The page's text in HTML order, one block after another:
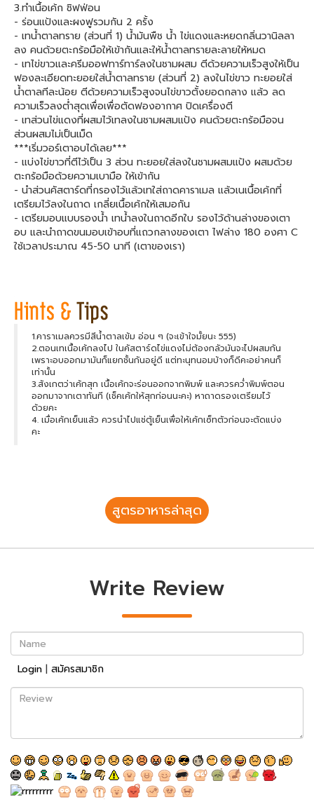
3.ทำเนื้อเค้ก ชิฟฟ่อน
- ร่อนแป้งและผงฟูรวมกัน 2 ครั้ง
- เทน้ำตาลทราย (ส่วนที่ 1) น้ำมันพืช น้ำ ไข่แดงและหยดกลิ่นวานิลลา
ลง คนด้วยตะกร้อมือให้เข้ากันและให้น้ำตาลทรายละลายให้หมด
- เทไข่ขาวและครีมออฟทาร์ทาร์ลงในชามผสม ตีด้วยความเร็วสูงให้เป็น
ฟองละเอียดทะยอยใส่น้ำตาลทราย (ส่วนที่ 2) ลงในไข่ขาว ทะยอยใส่
น้ำตาลทีละน้อย ตีด้วยความเร็วสูงจนไข่ขาวตั้งยอดกลาง แล้ว ลด
ความเร็วลงต่ำสุดเพื่อเพื่อตัดฟองอากาศ ปิดเครื่องตี
- เทส่วนไข่แดงที่ผสมไว้เทลงในชามผสมแป้ง คนด้วยตะกร้อมือจน
ส่วนผสมไม่เป็นเม็ด
***เริ่มวอร์เตาอบได้เลย***
- แบ่งไข่ขาวที่ตีไว้เป็น 3 ส่วน ทะยอยใส่ลงในชามผสมแป้ง ผสมด้วย
ตะกร้อมือด้วยความเบามือ ให้เข้ากัน
- นำส่วนคัสตาร์ดที่กรองไว้แล้วเทใส่ถาดคาราเมล แล้วเนเนื้อเค้กที่
เตรียมไว้ลงในถาด เกลี่ยเนื้อเค้กให้เสมอกัน
- เตรียมอบแบบรองน้ำ เทน้ำลงในถาดอีกใบ รองไว้ด้านล่างของเตา
อบ และนำถาดขนมอบเข้าอบที่แถวกลางของเตา ไฟล่าง 180 องศา C
ใช้เวลาประมาณ 45-50 นาที (เตาของเรา)
1.คาราเมลควรมีสีน้ำตาลเข้ม อ่อน ๆ (จะเข้าใจมั้ยนะ 555)
2.ตอนเทเนื้อเค้กลงไป ในคัสตาร์ดไข่แดงไม่ต้องกลัวมันจะไปผสมกัน
เพราะอบออกมามันก็แยกชั้นกันอยู่ดี แต่ทะนุทนอมบ้างก็ดีคะอย่าคนก็
เท่านั้น
3.สังเกตว่าเค้กสุก เนื้อเค้กจะร่อนออกจากพิมพ์ และควรคว่ำพิมพ์ตอน
ออกมาจากเตาทันที (เช็คเค้กให้สุกก่อนนะคะ) หาถาดรองเตรียมไว้
ด้วยคะ
4. เมื่อเค้กเย็นแล้ว ควรนำไปแช่ตู้เย็นเพื่อให้เค้กเซ็ทตัวก่อนจะตัดแบ่ง
คะ
สูตรอาหารล่าสุด
Write Review
Name
Login | สมัครสมาชิก
Review